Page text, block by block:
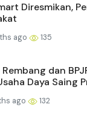
Diresmikan,
ago 135
Rembang dan
Daya Saing
ago 132